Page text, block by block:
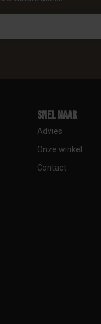
Snel naar
Advies
Onze winkel
Contact